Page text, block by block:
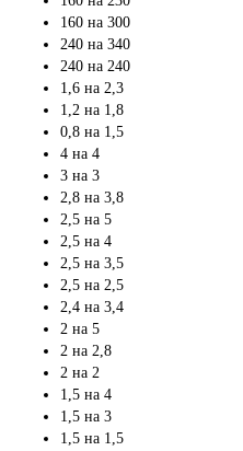
160 на 300
240 на 340
240 на 240
1,6 на 2,3
1,2 на 1,8
0,8 на 1,5
4 на 4
3 на 3
2,8 на 3,8
2,5 на 5
2,5 на 4
2,5 на 3,5
2,5 на 2,5
2,4 на 3,4
2 на 5
2 на 2,8
2 на 2
1,5 на 4
1,5 на 3
1,5 на 1,5